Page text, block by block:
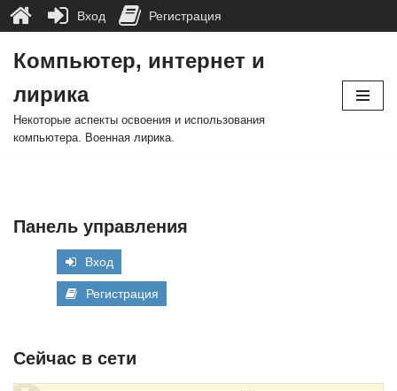
к
содержимому
Компьютер, интернет и
лирика
Некоторые аспекты освоения и использования
компьютера. Военная лирика.
Панель управления
Вход
Регистрация
Сейчас в сети
Вход Регистрация